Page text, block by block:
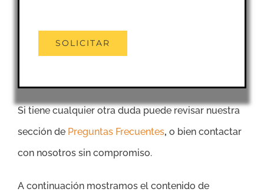
Si tiene cualquier otra duda puede revisar nuestra
sección de Preguntas Frecuentes, o bien contactar
con nosotros sin compromiso.
A continuación mostramos el contenido de